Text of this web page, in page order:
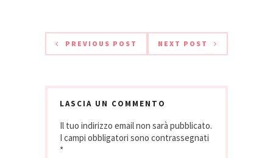
dello shopping ma
anche a tutti gli
enoappassionati:
Montenapoleone”
PREVIOUS POST NEXT POST
LASCIA UN COMMENTO
Il tuo indirizzo email non sarà pubblicato.
I campi obbligatori sono contrassegnati
*